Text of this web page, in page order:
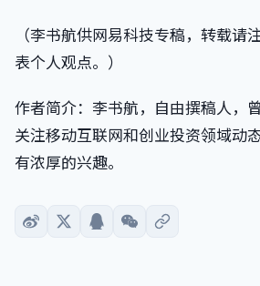
（李书航供网易科技专稿，转载请
表个人观点。）
作者简介：李书航，自由撰稿人，
关注移动互联网和创业投资领域动
有浓厚的兴趣。